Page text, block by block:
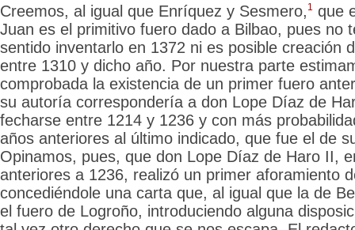
Creemos, al igual que Enríquez y Sesmero, 1 que
Juan es el primitivo fuero dado a Bilbao, pues no
sentido inventarlo en 1372 ni es posible creación
entre 1310 y dicho año. Por nuestra parte
comprobada la existencia de un primer fuero
su autoría correspondería a don Lope Díaz de
fecharse entre 1214 y 1236 y con más
años anteriores al último indicado, que fue el de
Opinamos, pues, que don Lope Díaz de Haro II,
anteriores a 1236, realizó un primer aforamiento
concediéndole una carta que, al igual que la de
el fuero de Logroño, introduciendo alguna